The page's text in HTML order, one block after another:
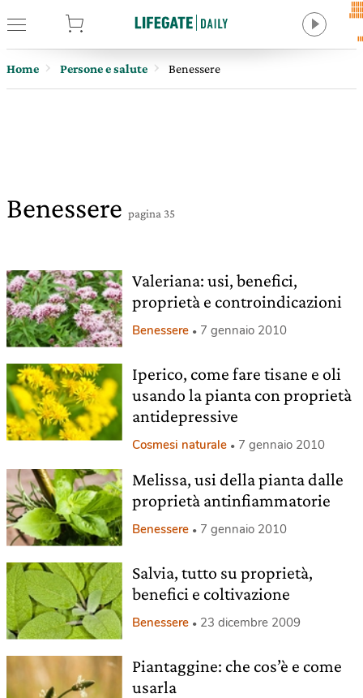
Home Persone e salute Benessere
Benessere pagina 35
Valeriana: usi, benefici,
proprietà e controindicazioni
Benessere 7 gennaio 2010
Iperico, come fare tisane e oli
usando la pianta con proprietà
antidepressive
Cosmesi naturale 7 gennaio 2010
Melissa, usi della pianta dalle
proprietà antinfiammatorie
Benessere 7 gennaio 2010
Salvia, tutto su proprietà,
benefici e coltivazione
Benessere 23 dicembre 2009
Piantaggine: che cos’è e come
usarla